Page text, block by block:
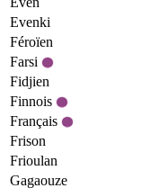
Evenki
Féroïen
Farsi
Fidjien
Finnois
Français
Frison
Frioulan
Gagaouze